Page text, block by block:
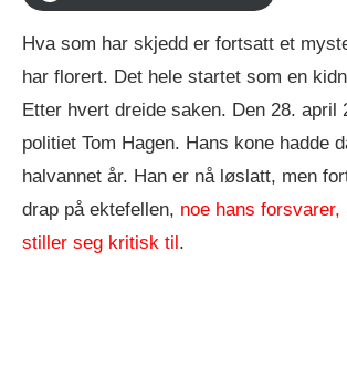
Hva som har skjedd er fortsatt et
har florert. Det hele startet som en
Etter hvert dreide saken. Den 28. april
politiet Tom Hagen. Hans kone hadde
halvannet år. Han er nå løslatt, men
drap på ektefellen, noe hans forsvarer,
stiller seg kritisk til.